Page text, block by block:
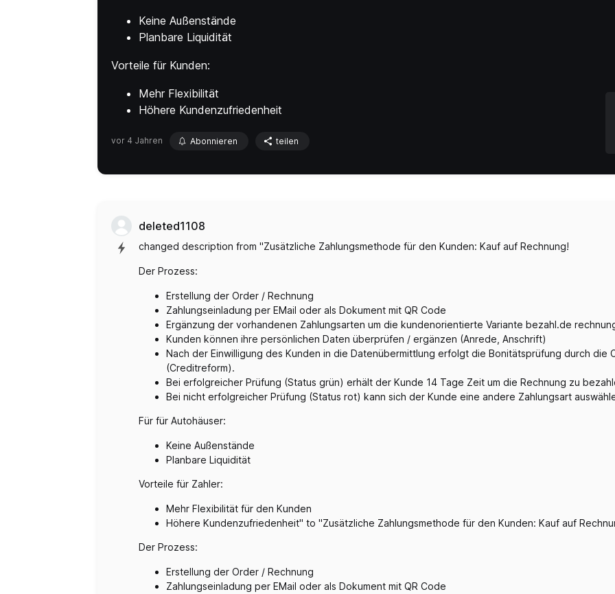
Keine Außenstände
Planbare Liquidität
Vorteile für Kunden:
Mehr Flexibilität
Höhere Kundenzufriedenheit
vor 4 Jahren Abonnieren teilen
deleted1108
changed description from "Zusätzliche Zahlungsmethode für den Kunden: Kauf auf Rechnung!
Der Prozess:
Erstellung der Order / Rechnung
Zahlungseinladung per EMail oder als Dokument mit QR Code
Ergänzung der vorhandenen Zahlungsarten um die kundenorientierte Variante bezahl.de
Kunden können ihre persönlichen Daten überprüfen / ergänzen (Anrede, Anschrift)
Nach der Einwilligung des Kunden in die Datenübermittlung erfolgt die Bonitätsprüfung durch die
(Creditreform).
Bei erfolgreicher Prüfung (Status grün) erhält der Kunde 14 Tage Zeit um die Rechnung zu
Bei nicht erfolgreicher Prüfung (Status rot) kann sich der Kunde eine andere Zahlungsart
Für für Autohäuser:
Keine Außenstände
Planbare Liquidität
Vorteile für Zahler:
Mehr Flexibilität für den Kunden
Höhere Kundenzufriedenheit" to "Zusätzliche Zahlungsmethode für den Kunden: Kauf auf
Der Prozess:
Erstellung der Order / Rechnung
Zahlungseinladung per EMail oder als Dokument mit QR Code